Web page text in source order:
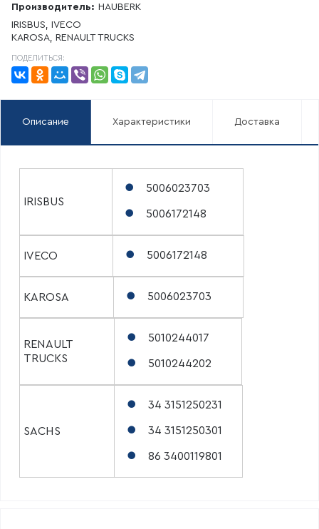
Производитель: HAUBERK
IRISBUS, IVECO
KAROSA, RENAULT TRUCKS
ПОДЕЛИТЬСЯ:
Описание Характеристики Доставка
IRISBUS
5006023703
5006172148
IVECO 5006172148
KAROSA 5006023703
RENAULT
TRUCKS
5010244017
5010244202
SACHS
34 3151250231
34 3151250301
86 3400119801